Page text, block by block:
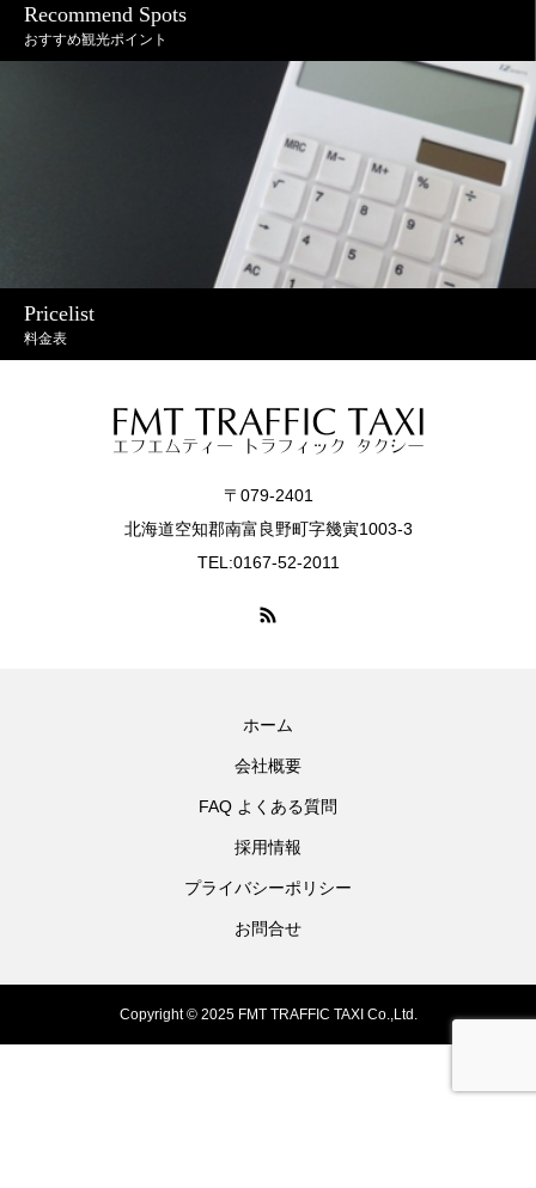
Recommend Spots
おすすめ観光ポイント
Pricelist
料金表
〒079-2401
北海道空知郡南富良野町字幾寅1003-3
TEL:0167-52-2011
ホーム
会社概要
FAQ よくある質問
採用情報
プライバシーポリシー
お問合せ
Copyright © 2025 FMT TRAFFIC TAXI Co.,Ltd.